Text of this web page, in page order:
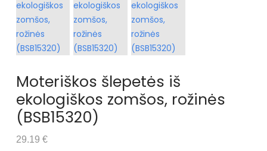
Moteriškos šlepetės iš
ekologiškos zomšos, rožinės
(BSB15320)
29.19 €